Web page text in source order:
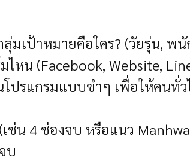
ลุ่มเป้าหมายคือใคร? (วัยรุ่น, พ
หน (Facebook, Website,
ปรแกรมแบบขำๆ เพื่อให้คนทั่ว
ช่น 4 ช่องจบ หรือแนว
บ